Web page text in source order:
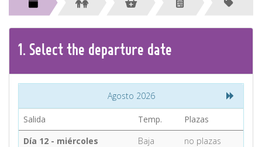
CONTACT
Find your Tour
1. Select the departure date
Agosto 2026
Salida Temp.
Plazas
Día 12 - miércoles
Baja
no plazas